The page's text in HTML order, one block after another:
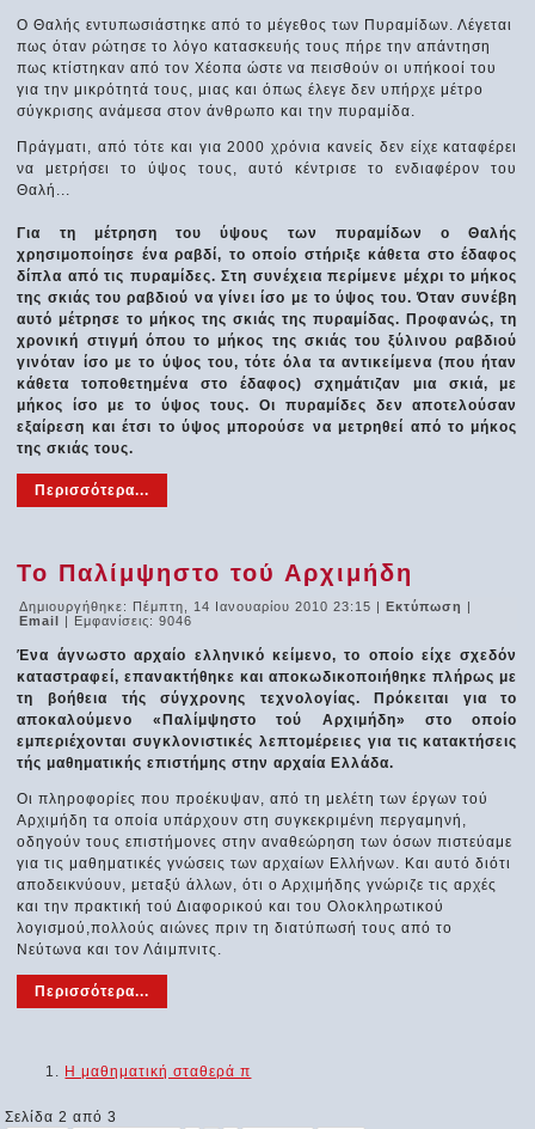
Ο Θαλής εντυπωσιάστηκε από το μέγεθος των Πυραμίδων. Λέγεται
πως όταν ρώτησε το λόγο κατασκευής τους πήρε την απάντηση
πως κτίστηκαν από τον Χέοπα ώστε να πεισθούν οι υπήκοοί του
για την μικρότητά τους, μιας και όπως έλεγε δεν υπήρχε μέτρο
σύγκρισης ανάμεσα στον άνθρωπο και την πυραμίδα.
Πράγματι, από τότε και για 2000 χρόνια κανείς δεν είχε καταφέρει
να μετρήσει το ύψος τους, αυτό κέντρισε το ενδιαφέρον του
Θαλή...
Για τη μέτρηση του ύψους των πυραμίδων ο Θαλής
χρησιμοποίησε ένα ραβδί, το οποίο στήριξε κάθετα στο έδαφος
δίπλα από τις πυραμίδες. Στη συνέχεια περίμενε μέχρι το μήκος
της σκιάς του ραβδιού να γίνει ίσο με το ύψος του. Όταν συνέβη
αυτό μέτρησε το μήκος της σκιάς της πυραμίδας. Προφανώς, τη
χρονική στιγμή όπου το μήκος της σκιάς του ξύλινου ραβδιού
γινόταν ίσο με το ύψος του, τότε όλα τα αντικείμενα (που ήταν
κάθετα τοποθετημένα στο έδαφος) σχημάτιζαν μια σκιά, με
μήκος ίσο με το ύψος τους. Οι πυραμίδες δεν αποτελούσαν
εξαίρεση και έτσι το ύψος μπορούσε να μετρηθεί από το μήκος
της σκιάς τους.
Περισσότερα...
Το Παλίμψηστο τού Αρχιμήδη
Δημιουργήθηκε: Πέμπτη, 14 Ιανουαρίου 2010 23:15 |Εκτύπωση |
Email | Εμφανίσεις: 9046
Ένα άγνωστο αρχαίο ελληνικό κείμενο, το οποίο είχε σχεδόν
καταστραφεί, επανακτήθηκε και αποκωδικοποιήθηκε πλήρως με
τη βοήθεια τής σύγχρονης τεχνολογίας. Πρόκειται για το
αποκαλούμενο «Παλίμψηστο τού Αρχιμήδη» στο οποίο
εμπεριέχονται συγκλονιστικές λεπτομέρειες για τις κατακτήσεις
τής μαθηματικής επιστήμης στην αρχαία Ελλάδα.
Οι πληροφορίες που προέκυψαν, από τη μελέτη των έργων τού
Αρχιμήδη τα οποία υπάρχουν στη συγκεκριμένη περγαμηνή,
οδηγούν τους επιστήμονες στην αναθεώρηση των όσων πιστεύαμε
για τις μαθηματικές γνώσεις των αρχαίων Ελλήνων. Και αυτό διότι
αποδεικνύουν, μεταξύ άλλων, ότι ο Αρχιμήδης γνώριζε τις αρχές
και την πρακτική τού Διαφορικού και του Ολοκληρωτικού
λογισμού,πολλούς αιώνες πριν τη διατύπωσή τους από το
Νεύτωνα και τον Λάιμπνιτς.
Περισσότερα...
Η μαθηματική σταθερά π
Σελίδα 2 από 3